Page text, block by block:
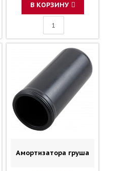
В КОРЗИНУ
Амортизатора груша